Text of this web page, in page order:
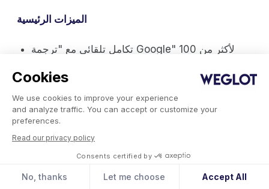
Cookies
We use cookies to improve your experience
and analyze traffic. You can accept or customize your
preferences.
Read our privacy policy
Consents certified by
No, thanks Let me choose Accept All
الميزات الرئيسية
تكامل تلقائي مع "ترجمة Google" لأكثر من 100
لمحركات البحث (نطاق فرعي أو دليل فرعي)،
وتحرير الترجمة اليدوية المدمجة، وترجمة عناوين
URL، واستضافة اللغات، وGoogle Analytics،
WooCommerce Yoast SEO WooCommerce .
المميزة.